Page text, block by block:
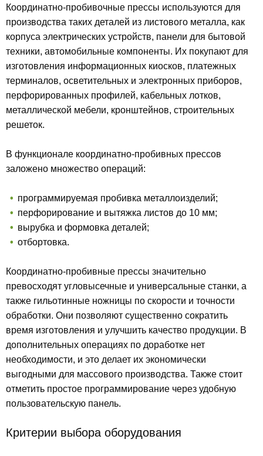
Координатно-пробивочные прессы используются для
производства таких деталей из листового металла, как
корпуса электрических устройств, панели для бытовой
техники, автомобильные компоненты. Их покупают для
изготовления информационных киосков, платежных
терминалов, осветительных и электронных приборов,
перфорированных профилей, кабельных лотков,
металлической мебели, кронштейнов, строительных
решеток.
В функционале координатно-пробивных прессов
заложено множество операций:
программируемая пробивка металлоизделий;
перфорирование и вытяжка листов до 10 мм;
вырубка и формовка деталей;
отбортовка.
Координатно-пробивные прессы значительно
превосходят угловысечные и универсальные станки, а
также гильотинные ножницы по скорости и точности
обработки. Они позволяют существенно сократить
время изготовления и улучшить качество продукции. В
дополнительных операциях по доработке нет
необходимости, и это делает их экономически
выгодными для массового производства. Также стоит
отметить простое программирование через удобную
пользовательскую панель.
Критерии выбора оборудования